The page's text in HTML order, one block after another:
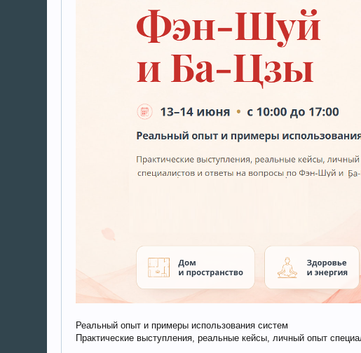
Реальный опыт и примеры использования систем
Практические выступления, реальные кейсы, личный опыт